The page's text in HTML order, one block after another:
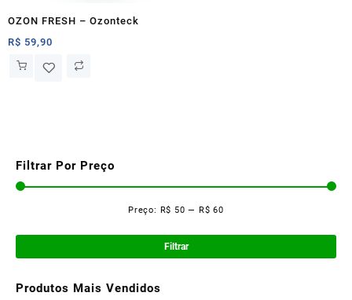
OZON FRESH – Ozonteck
R$ 59,90
Filtrar Por Preço
Filtrar
Preço: R$ 50 — R$ 60
Produtos Mais Vendidos